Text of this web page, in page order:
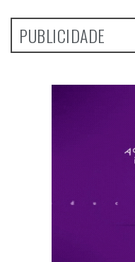
PUBLICIDADE